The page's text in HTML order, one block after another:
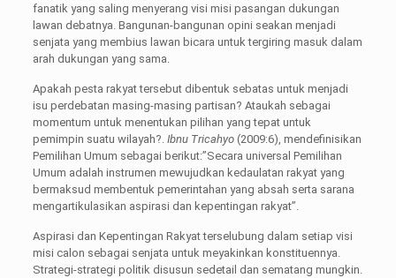
fanatik yang saling menyerang visi misi pasangan dukungan
lawan debatnya. Bangunan-bangunan opini seakan menjadi
senjata yang membius lawan bicara untuk tergiring masuk dalam
arah dukungan yang sama.
Apakah pesta rakyat tersebut dibentuk sebatas untuk menjadi
isu perdebatan masing-masing partisan? Ataukah sebagai
momentum untuk menentukan pilihan yang tepat untuk
pemimpin suatu wilayah?. Ibnu Tricahyo(2009:6), mendefinisikan
Pemilihan Umum sebagai berikut:”Secara universal Pemilihan
Umum adalah instrumen mewujudkan kedaulatan rakyat yang
bermaksud membentuk pemerintahan yang absah serta sarana
mengartikulasikan aspirasi dan kepentingan rakyat”.
Aspirasi dan Kepentingan Rakyat terselubung dalam setiap visi
misi calon sebagai senjata untuk meyakinkan konstituennya.
Strategi-strategi politik disusun sedetail dan sematang mungkin.